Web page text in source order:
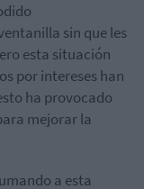
sin que les
esta situación
por intereses han
ha provocado
mejorar la
a esta